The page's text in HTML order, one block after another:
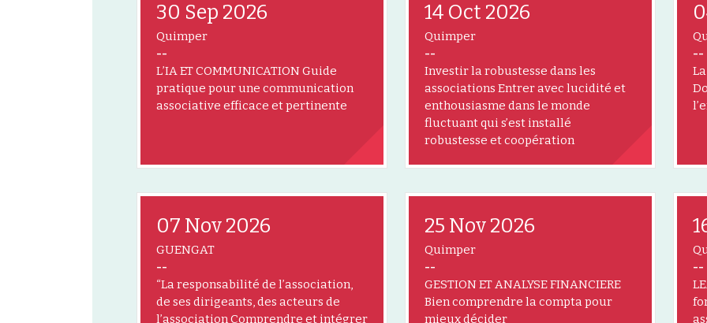
30 Sep 2026
Quimper
--
L’IA ET COMMUNICATION Guide
pratique pour une communication
associative efficace et pertinente
14 Oct 2026
Quimper
--
Investir la robustesse dans les
associations Entrer avec lucidité et
enthousiasme dans le monde
fluctuant qui s’est installé
robustesse et coopération
--
07 Nov 2026
GUENGAT
--
“La responsabilité de l’association,
de ses dirigeants, des acteurs de
l’association Comprendre et intégrer
25 Nov 2026
Quimper
--
GESTION ET ANALYSE FINANCIERE
Bien comprendre la compta pour
mieux décider
--